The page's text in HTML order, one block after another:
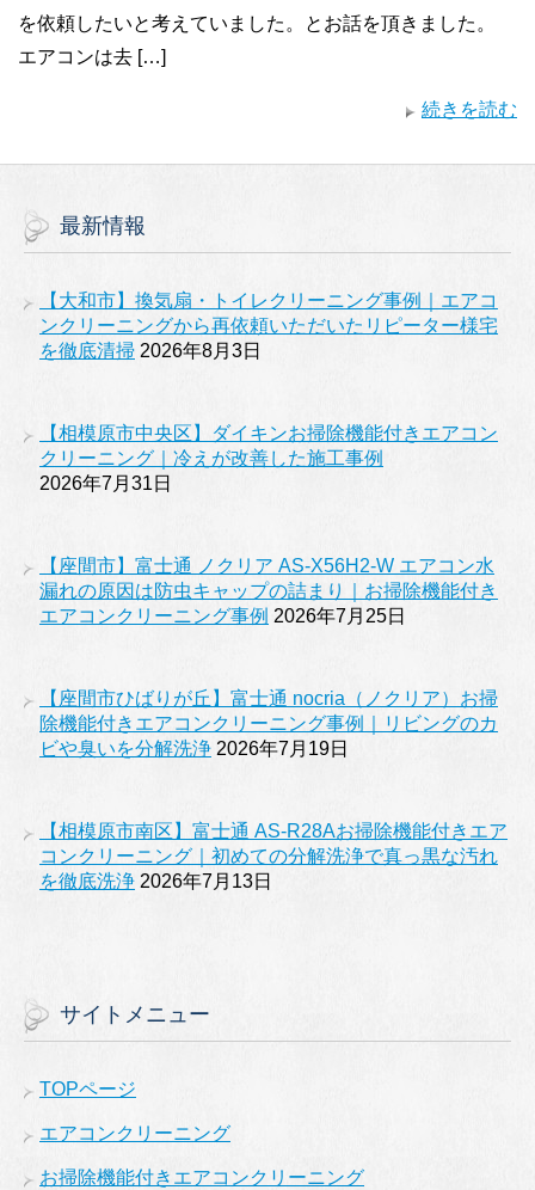
を依頼したいと考えていました。とお話を頂きました。
エアコンは去 […]
続きを読む
最新情報
【大和市】換気扇・トイレクリーニング事例｜エアコ
ンクリーニングから再依頼いただいたリピーター様宅
を徹底清掃 2026年8月3日
【相模原市中央区】ダイキンお掃除機能付きエアコン
クリーニング｜冷えが改善した施工事例
2026年7月31日
【座間市】富士通 ノクリア AS-X56H2-W エアコン水
漏れの原因は防虫キャップの詰まり｜お掃除機能付き
エアコンクリーニング事例 2026年7月25日
【座間市ひばりが丘】富士通 nocria（ノクリア）お掃
除機能付きエアコンクリーニング事例｜リビングのカ
ビや臭いを分解洗浄 2026年7月19日
【相模原市南区】富士通 AS-R28Aお掃除機能付きエア
コンクリーニング｜初めての分解洗浄で真っ黒な汚れ
を徹底洗浄 2026年7月13日
サイトメニュー
TOPページ
エアコンクリーニング
お掃除機能付きエアコンクリーニング